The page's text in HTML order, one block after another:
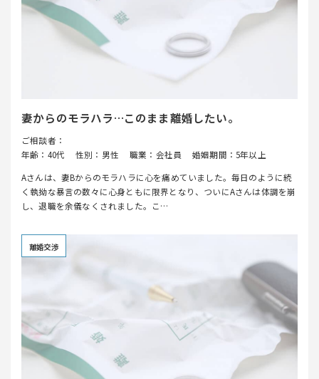
妻からのモラハラ…このまま離婚したい。
ご相談者：
年齢：40代
性別：男性 職業：会社員
婚姻期間：5年以上
Aさんは、妻Bからのモラハラに心を痛めていました。毎日のように続
く執拗な暴言の数々に心身ともに限界となり、ついにAさんは体調を崩
し、退職を余儀なくされました。こ…
離婚交渉